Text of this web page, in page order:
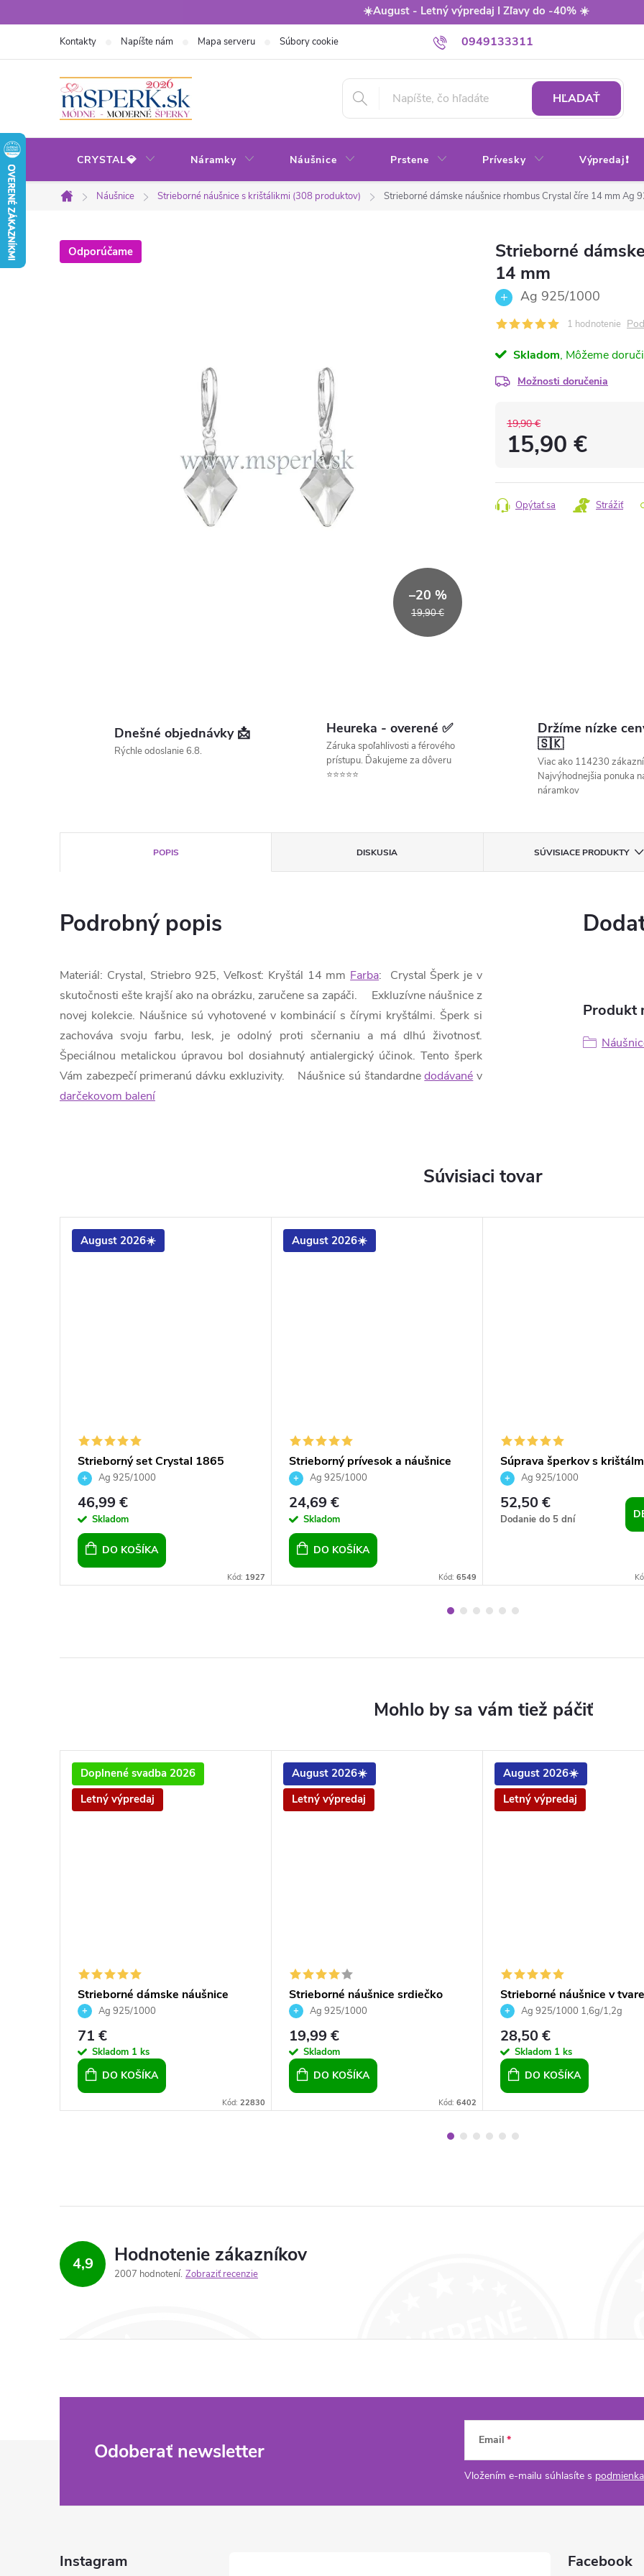
na
☀️August - Letný výpredaj I Zľavy do -40% ☀️
0949133311
Kontakty Napíšte nám Mapa serveru Súbory cookie Obchodné podmienky
HĽADAŤ
CRYSTAL💎 Náramky Náušnice Prstene Prívesky Výpredaj❗
Domov
Náušnice Strieborné náušnice s krištálikmi (308 produktov) Strieborné dámske náušnice rhombus Crystal číre 14 mm Ag
Odporúčame
19,90 €
–20 %
Strieborné
14 mm
Ag 925/1000
1 hodnotenie
Skladom
Možnosti doručenia
19,90 €
15,90 €
cena:
Opýtať sa Strážiť
Dnešné objednávky 📩
Rýchle odoslanie 6.8.
Heureka - overené ✅
Záruka spoľahlivosti a férového
prístupu. Ďakujeme za dôveru
⭐⭐⭐⭐⭐
Držíme nízke
🇸🇰
Viac ako 114230
Najvýhodnejšia ponuka
náramkov
POPIS DISKUSIA SÚVISIACE PRODUKTY
Podrobný popis
Materiál: Crystal, Striebro 925, Veľkosť: Kryštál 14 mm Farba: Crystal Šperk je v
skutočnosti ešte krajší ako na obrázku, zaručene sa zapáči. Exkluzívne náušnice z
novej kolekcie. Náušnice sú vyhotovené v kombinácií s čírymi kryštálmi. Šperk si
zachováva svoju farbu, lesk, je odolný proti sčernaniu a má dlhú životnosť.
Špeciálnou metalickou úpravou bol dosiahnutý antialergický účinok. Tento šperk
Vám zabezpečí primeranú dávku exkluzivity. Náušnice sú štandardnedodávané v
darčekovom balení
Produkt
Súvisiaci tovar
August 2026☀️
Strieborný set Crystal 1865
Ag 925/1000
46,99 €
Skladom
DO KOŠÍKA
Kód: 1927
August 2026☀️
Strieborný prívesok a náušnice
Barok Crystal Vitrail Light
Ag 925/1000
24,69 €
Skladom
DO KOŠÍKA
Kód: 6549
Súprava šperkov s
Swarovski a bielou perlou,
ženy, pre dievčatá, striebro
Ag 925/1000
52,50 €
Dodanie do 5 dní
Doplnené svadba 2026
Letný výpredaj
Strieborné dámske náušnice
väčšie kruhy so Swarovski
Crystals Galaxy
Ag 925/1000
71 €
Skladom 1 ks
DO KOŠÍKA
Kód: 22830
August 2026☀️
Letný výpredaj
Strieborné náušnice srdiečko
Crystals 14mm číre pre dievčatá
pre ženy
Ag 925/1000
19,99 €
Skladom
DO KOŠÍKA
Kód: 6402
August 2026☀️
Letný výpredaj
Strieborné náušnice v tvare
srdiečka s krištálikom
Ag 925/1000 1,6g/1,2g
28,50 €
Skladom 1 ks
DO KOŠÍKA
4,9 Hodnotenie zákazníkov
2007 hodnotení Zobraziť recenzie
Odoberať newsletter Email
Vložením e-mailu súhlasíte s
Instagram Facebook